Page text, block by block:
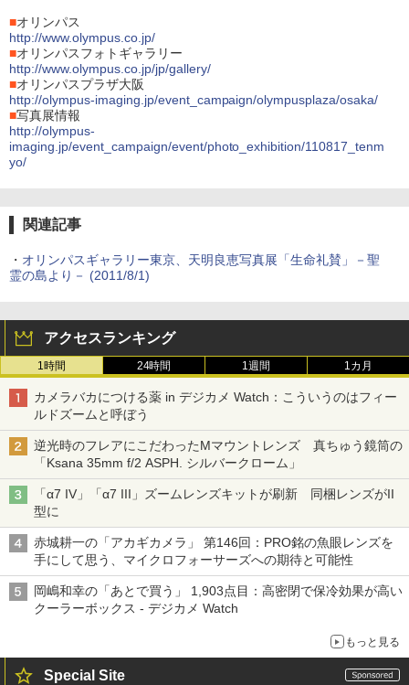
■オリンパス
http://www.olympus.co.jp/
■オリンパスフォトギャラリー
http://www.olympus.co.jp/jp/gallery/
■オリンパスプラザ大阪
http://olympus-imaging.jp/event_campaign/olympusplaza/osaka/
■写真展情報
http://olympus-
imaging.jp/event_campaign/event/photo_exhibition/110817_tenm
yo/
関連記事
・ オリンパスギャラリー東京、天明良恵写真展「生命礼賛」－聖
霊の島より－ (2011/8/1)
アクセスランキング
1時間 24時間 1週間 1カ月
カメラバカにつける薬 in デジカメ Watch：こういうのはフィー
ルドズームと呼ぼう
逆光時のフレアにこだわったMマウントレンズ 真ちゅう鏡筒の
「Ksana 35mm f/2 ASPH. シルバークローム」
「α7 IV」「α7 III」ズームレンズキットが刷新 同梱レンズがII
型に
赤城耕一の「アカギカメラ」 第146回：PRO銘の魚眼レンズを
手にして思う、マイクロフォーサーズへの期待と可能性
岡嶋和幸の「あとで買う」 1,903点目：高密閉で保冷効果が高い
クーラーボックス - デジカメ Watch
もっと見る
Special Site